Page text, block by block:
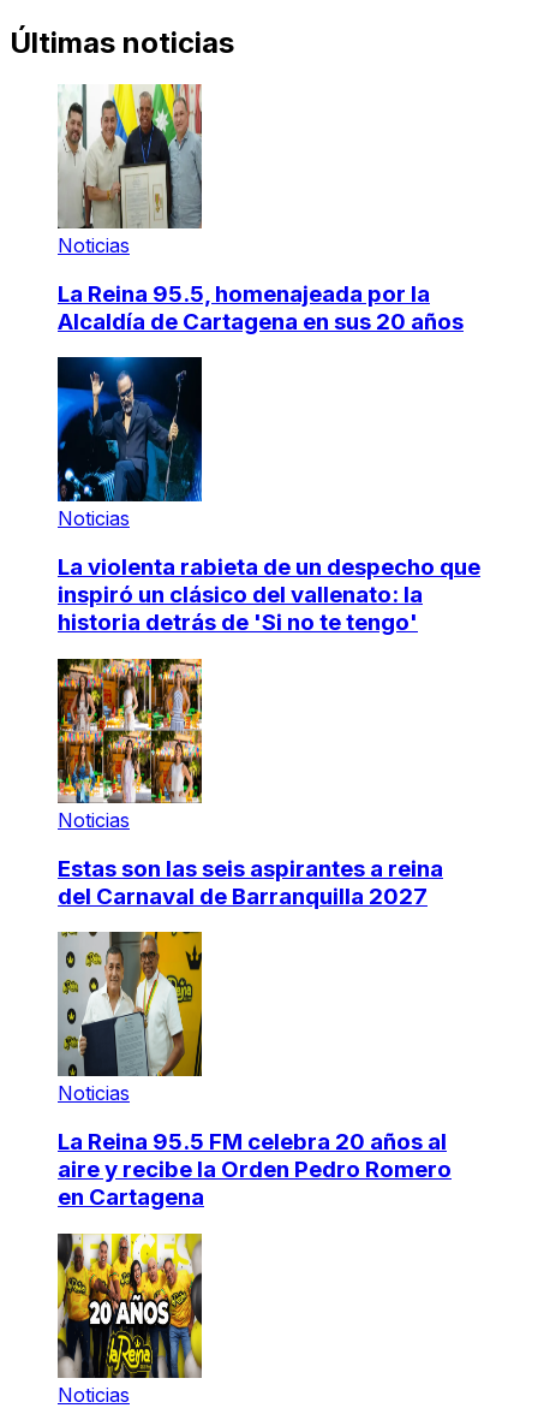
Últimas noticias
Noticias
La Reina 95.5, homenajeada por la
Alcaldía de Cartagena en sus 20 años
Noticias
La violenta rabieta de un despecho que
inspiró un clásico del vallenato: la
historia detrás de 'Si no te tengo'
Noticias
Estas son las seis aspirantes a reina
del Carnaval de Barranquilla 2027
Noticias
La Reina 95.5 FM celebra 20 años al
aire y recibe la Orden Pedro Romero
en Cartagena
Noticias